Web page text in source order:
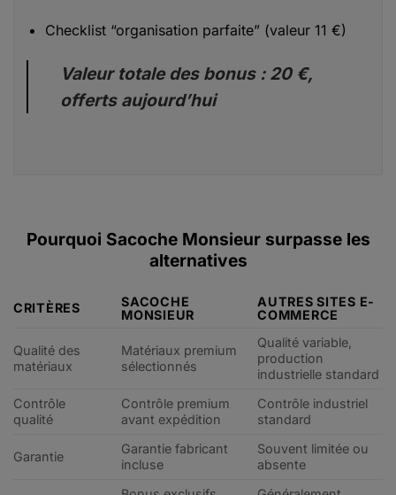
Checklist “organisation parfaite” (valeur 11 €)
Valeur totale des bonus : 20 €,
offerts aujourd’hui
Pourquoi Sacoche Monsieur surpasse les
alternatives
CRITÈRES
SACOCHE
MONSIEUR
AUTRES SITES E-
COMMERCE
Qualité des
matériaux
Matériaux premium
sélectionnés
Qualité variable,
production
industrielle standard
Contrôle
qualité
Contrôle premium
avant expédition
Contrôle industriel
standard
Garantie
Garantie fabricant
incluse
Souvent limitée ou
absente